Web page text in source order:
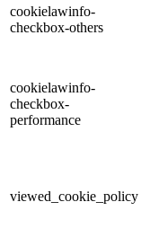
cookielawinfo-
checkbox-others
cookielawinfo-
checkbox-
performance
viewed_cookie_policy